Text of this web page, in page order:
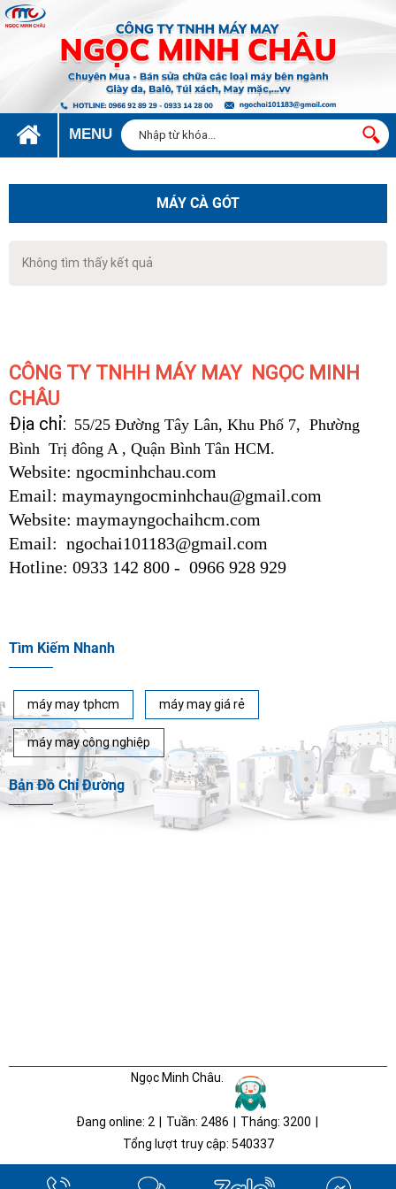
MENU
MÁY CÀ GÓT
Không tìm thấy kết quả
CÔNG TY TNHH MÁY MAY NGỌC MINH
CHÂU
Địa chỉ: 55/25 Đường Tây Lân, Khu Phố 7, Phường
Bình Trị đông A , Quận Bình Tân HCM.
Website: ngocminhchau.com
Email: maymayngocminhchau@gmail.com
Website: maymayngochaihcm.com
Email: ngochai101183@gmail.com
Hotline: 0933 142 800 - 0966 928 929
Tìm Kiếm Nhanh
máy may tphcm máy may giá rẻ
máy may công nghiệp
Bản Đồ Chỉ Đường
Ngọc Minh Châu.
Đang online: 2 Tuần: 2486 Tháng: 3200
Tổng lượt truy cập: 540337